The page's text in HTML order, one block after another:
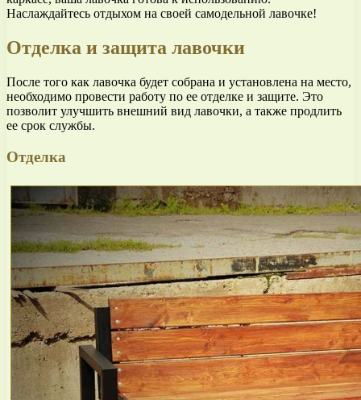
Наслаждайтесь отдыхом на своей самодельной лавочке!
Отделка и защита лавочки
После того как лавочка будет собрана и установлена на место,
необходимо провести работу по ее отделке и защите. Это
позволит улучшить внешний вид лавочки, а также продлить
ее срок службы.
Отделка